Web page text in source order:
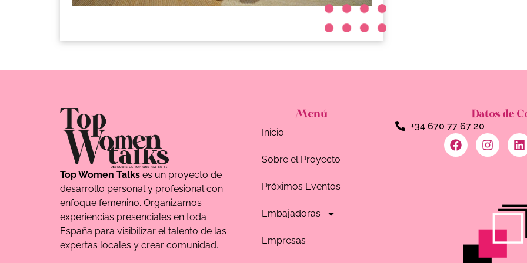
Top Women Talks es un proyecto de
desarrollo personal y profesional con
enfoque femenino. Organizamos
experiencias presenciales en toda
España para visibilizar el talento de las
expertas locales y crear comunidad.
Menú
Inicio
Sobre el Proyecto
Próximos Eventos
Embajadoras
Empresas
Datos de
+34 670 77 67 20